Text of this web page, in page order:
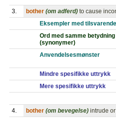
3. bother (om adferd) to cause
Eksempler med
Ord med samme betydning
(synonymer)
Anvendelsesmønster
Mindre spesifikke uttrykk
Mere spesifikke uttrykk
4. bother (om bevegelse) intrude